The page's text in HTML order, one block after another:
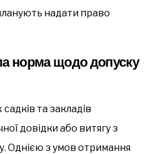
надати право
норма щодо допуску
та закладів
довідки або витягу з
Однією з умов отримання